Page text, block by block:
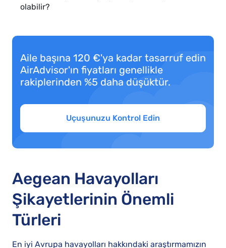
olabilir?
Aile başına 120 €'ya kadar tasarruf edin
AirAdvisor'ın fiyatları genellikle
rakiplerinden %5 daha düşüktür.
Uçuşunuzu Kontrol Edin
Aegean Havayolları
Şikayetlerinin Önemli
Türleri
En iyi Avrupa havayolları hakkındaki araştırmamızın